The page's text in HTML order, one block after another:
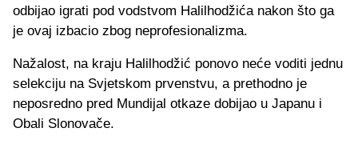
odbijao igrati pod vodstvom Halilhodžića nakon što ga
je ovaj izbacio zbog neprofesionalizma.
Nažalost, na kraju Halilhodžić ponovo neće voditi jednu
selekciju na Svjetskom prvenstvu, a prethodno je
neposredno pred Mundijal otkaze dobijao u Japanu i
Obali Slonovače.